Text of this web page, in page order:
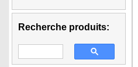
Recherche produits: